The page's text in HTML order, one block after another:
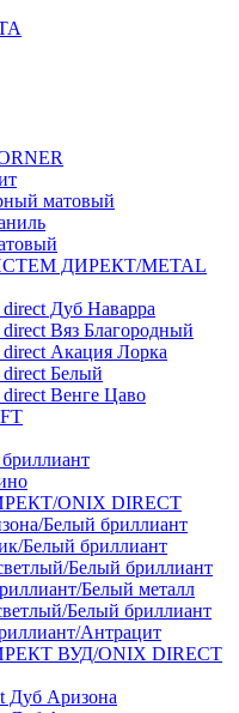
матовый
ДИРЕКТ/METAL
Дуб Наварра
Вяз Благородный
Акация Лорка
Белый
Венге Цаво
ONIX DIRECT
Белый бриллиант
Белый бриллиант
Белый бриллиант
Белый металл
Белый бриллиант
Антрацит
ВУД/ONIX DIRECT
Дуб Аризона